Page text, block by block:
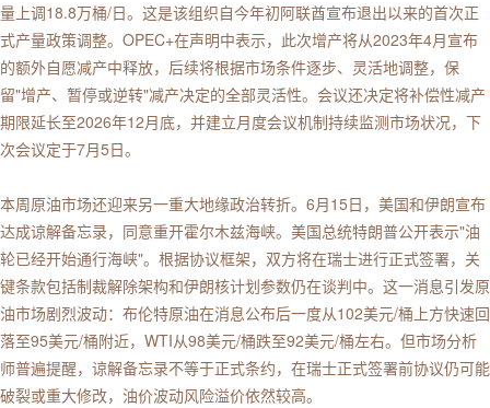
量上调18.8万桶/日。这是该组织自今年初阿联酋宣布退出以来的首次正
式产量政策调整。OPEC+在声明中表示，此次增产将从2023年4月宣布
的额外自愿减产中释放，后续将根据市场条件逐步、灵活地调整，保
留"增产、暂停或逆转"减产决定的全部灵活性。会议还决定将补偿性减产
期限延长至2026年12月底，并建立月度会议机制持续监测市场状况，下
次会议定于7月5日。
本周原油市场还迎来另一重大地缘政治转折。6月15日，美国和伊朗宣布
达成谅解备忘录，同意重开霍尔木兹海峡。美国总统特朗普公开表示"油
轮已经开始通行海峡"。根据协议框架，双方将在瑞士进行正式签署，关
键条款包括制裁解除架构和伊朗核计划参数仍在谈判中。这一消息引发原
油市场剧烈波动：布伦特原油在消息公布后一度从102美元/桶上方快速回
落至95美元/桶附近，WTI从98美元/桶跌至92美元/桶左右。但市场分析
师普遍提醒，谅解备忘录不等于正式条约，在瑞士正式签署前协议仍可能
破裂或重大修改，油价波动风险溢价依然较高。